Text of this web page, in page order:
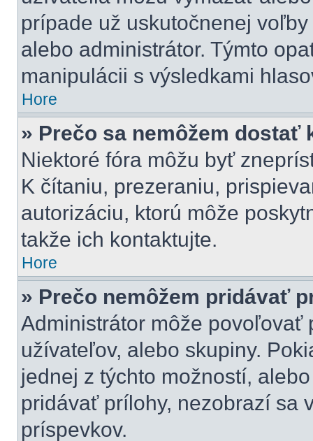
prípade už uskutočnenej
alebo administrátor. Týmto
manipulácii s výsledkami
Hore
» Prečo sa nemôžem dostať
Niektoré fóra môžu byť
K čítaniu, prezeraniu,
autorizáciu, ktorú môže
takže ich kontaktujte.
Hore
» Prečo nemôžem pridávať
Administrátor môže povoľovať
užívateľov, alebo skupiny.
jednej z týchto možností,
pridávať prílohy, nezobrazí sa
príspevkov.